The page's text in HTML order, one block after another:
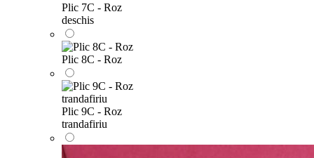
Plic 7C - Roz
deschis
Plic 8C - Roz
Plic 9C - Roz
trandafiriu